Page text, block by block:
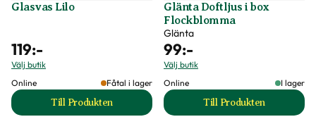
Glasvas Lilo
119:-
Välj butik
Online
Fåtal i lager
Till Produkten
till Glasvas Lilo produktsida
Glänta Doftljus i box
Flockblomma
Glänta
99:-
Välj butik
Online
I lager
Till Produkten
till Glänta Doftljus